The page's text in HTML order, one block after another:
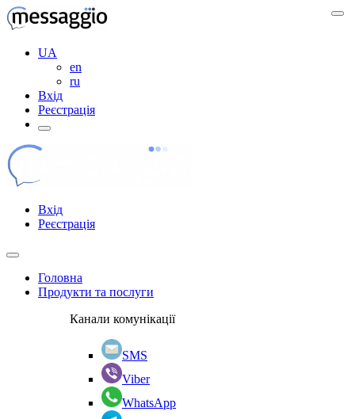
UA
en
ru
Вхід
Реєстрація
Вхід
Реєстрація
Головна
Продукти та послуги
Канали комунікації
SMS
Viber
WhatsApp